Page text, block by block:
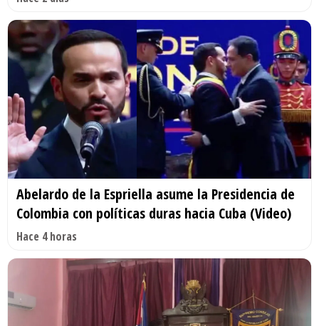
Abelardo de la Espriella asume la Presidencia de
Colombia con políticas duras hacia Cuba (Video)
Hace 4 horas